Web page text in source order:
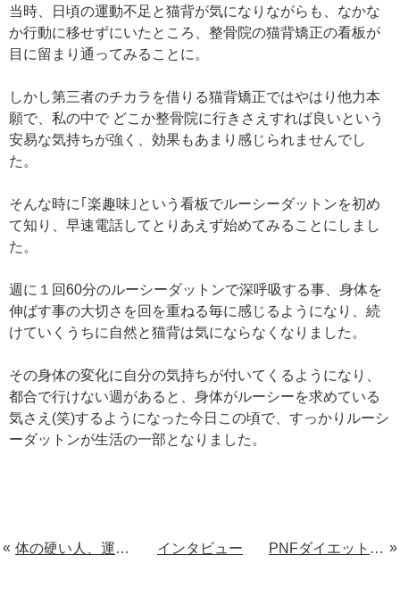
当時、日頃の運動不足と猫背が気になりながらも、なかな
か行動に移せずにいたところ、整骨院の猫背矯正の看板が
目に留まり通ってみることに。
しかし第三者のチカラを借りる猫背矯正ではやはり他力本
願で、私の中で どこか整骨院に行きさえすれば良いという
安易な気持ちが強く、効果もあまり感じられませんでし
た。
そんな時に｢楽趣味｣という看板でルーシーダットンを初め
て知り、早速電話してとりあえず始めてみることにしまし
た。
週に１回60分のルーシーダットンで深呼吸する事、身体を
伸ばす事の大切さを回を重ねる毎に感じるようになり、続
けていくうちに自然と猫背は気にならなくなりました。
その身体の変化に自分の気持ちが付いてくるようになり、
都合で行けない週があると、身体がルーシーを求めている
気さえ(笑)するようになった今日この頃で、すっかりルーシ
ーダットンが生活の一部となりました。
体の硬い人、運動が苦手な人にオススメ インタビュー PNFダイエットを始めてよかった！